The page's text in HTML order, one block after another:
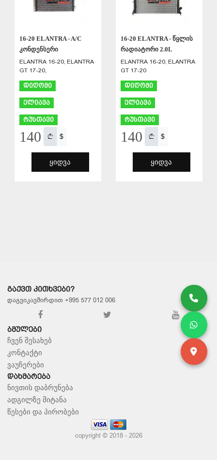
16-20 ELANTRA - A/C
კონდენსერი
ELANTRA 16-20, ELANTRA
GT 17-20,
დიღომი
ელიავა
რუსთავი
140 $
ᲧᲘᲓᲕᲐ
16-20 ELANTRA - წყლის
რადიატორი 2.0L
ELANTRA 16-20, ELANTRA
GT 17-20
დიღომი
ელიავა
რუსთავი
140 $
ᲧᲘᲓᲕᲐ
ᲒᲐᲥᲕᲗ ᲙᲘᲗᲮᲕᲔᲑᲘ?
დაგვიკავშირდით +995 577 012 006
ᲑᲛᲣᲚᲔᲑᲘ
ჩვენ შესახებ
კონტაქტი
ვაუჩერები
ᲓᲐᲮᲛᲐᲠᲔᲑᲐ
ნივთის დაბრუნება
ადგილზე მიტანა
წესები და პირობები
copyright © 2018 - 2026